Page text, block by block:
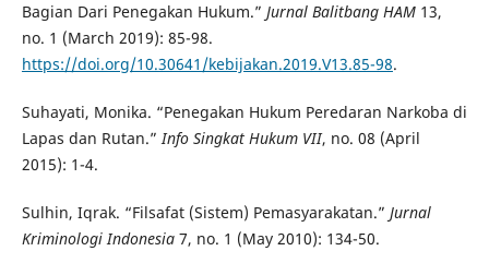
Bagian Dari Penegakan Hukum.” Jurnal Balitbang HAM13,
no. 1 (March 2019): 85-98.
https://doi.org/10.30641/kebijakan.2019.V13.85-98.
Suhayati, Monika. “Penegakan Hukum Peredaran Narkoba di
Lapas dan Rutan.”Info Singkat Hukum VII, no. 08 (April
2015): 1-4.
Sulhin, Iqrak. “Filsafat (Sistem) Pemasyarakatan.” Jurnal
Kriminologi Indonesia7, no. 1 (May 2010): 134-50.